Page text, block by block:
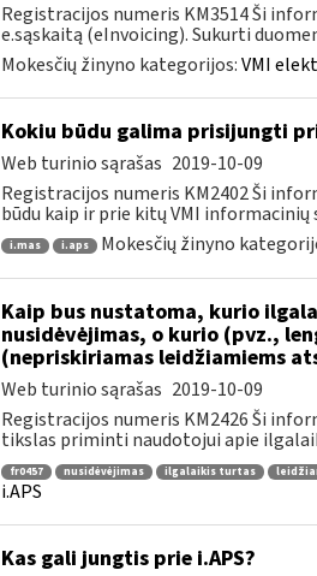
Registracijos numeris KM3514 Ši
e.sąskaitą (eInvoicing). Sukurti
Mokesčių žinyno kategorijos:VMI
Kokiu būdu galima prisijungti
Web turinio sąrašas 2019-10-09
Registracijos numeris KM2402 Ši
būdu kaip ir prie kitų VMI informacinių
i.mas i.aps Mokesčių žinyno
Kaip bus nustatoma, kurio
nusidėvėjimas, o kurio (pvz.,
(nepriskiriamas leidžiamiems
Web turinio sąrašas 2019-10-09
Registracijos numeris KM2426 Ši
tikslas priminti naudotojui apie
fr0457 nusidėvėjimas ilgalaikis turtas
i.APS
Kas gali jungtis prie i.APS?